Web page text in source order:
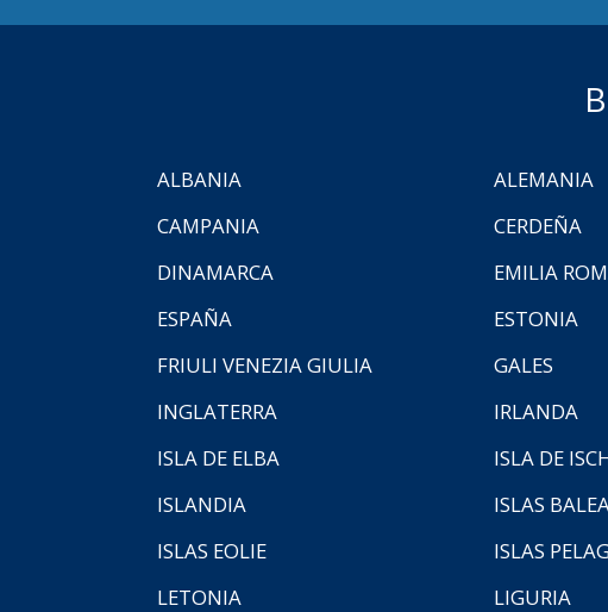
ALBANIA ALEMANIA
CAMPANIA
CERDEÑA
DINAMARCA
EMILIA
ESPAÑA
ESTONIA
FRIULI VENEZIA GIULIA
GALES
INGLATERRA
IRLANDA
ISLA DE ELBA
ISLA DE
ISLANDIA
ISLAS
ISLAS EOLIE
ISLAS
LETONIA
LIGURIA